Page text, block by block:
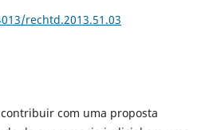
rechtd.2013.51.03
com uma proposta